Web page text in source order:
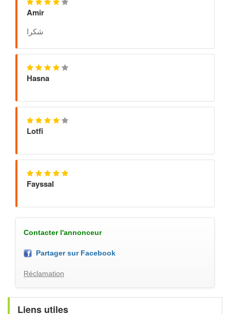
Amir
شكرا
Hasna
Lotfi
Fayssal
Contacter l'annonceur
Partager sur Facebook
Réclamation
Liens utiles